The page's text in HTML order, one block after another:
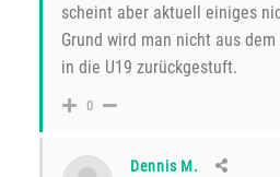
scheint aber aktuell einiges
Grund wird man nicht aus
in die U19 zurückgestuft.
0
Dennis M.